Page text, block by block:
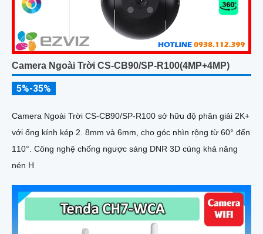
Camera Ngoài Trời CS-CB90/SP-R100(4MP+4MP)
5%-35%
Camera Ngoài Trời CS-CB90/SP-R100 sở hữu độ phân giải 2K+
với ống kính kép 2. 8mm và 6mm, cho góc nhìn rộng từ 60° đến
110°. Công nghệ chống ngược sáng DNR 3D cùng khả năng
nén H